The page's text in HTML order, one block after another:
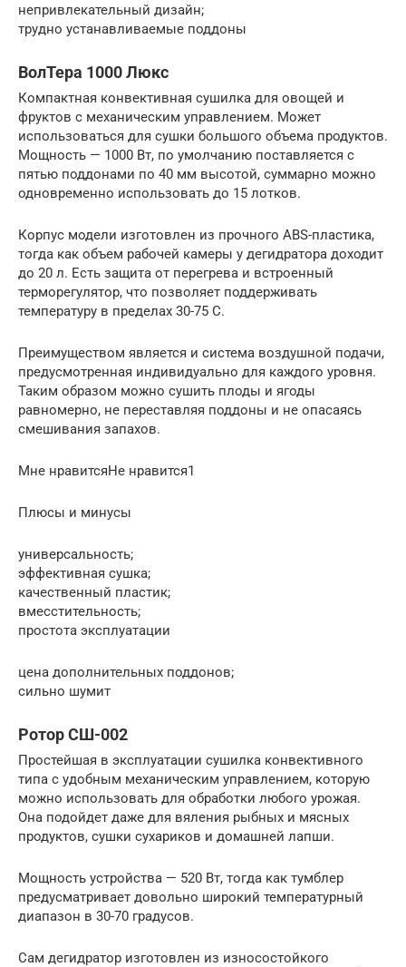
непривлекательный дизайн;
трудно устанавливаемые поддоны
ВолТера 1000 Люкс
Компактная конвективная сушилка для овощей и
фруктов с механическим управлением. Может
использоваться для сушки большого объема продуктов.
Мощность — 1000 Вт, по умолчанию поставляется с
пятью поддонами по 40 мм высотой, суммарно можно
одновременно использовать до 15 лотков.
Корпус модели изготовлен из прочного ABS-пластика,
тогда как объем рабочей камеры у дегидратора доходит
до 20 л. Есть защита от перегрева и встроенный
терморегулятор, что позволяет поддерживать
температуру в пределах 30-75 C.
Преимуществом является и система воздушной подачи,
предусмотренная индивидуально для каждого уровня.
Таким образом можно сушить плоды и ягоды
равномерно, не переставляя поддоны и не опасаясь
смешивания запахов.
Мне нравитсяНе нравится1
Плюсы и минусы
универсальность;
эффективная сушка;
качественный пластик;
вмесстительность;
простота эксплуатации
цена дополнительных поддонов;
сильно шумит
Ротор СШ-002
Простейшая в эксплуатации сушилка конвективного
типа с удобным механическим управлением, которую
можно использовать для обработки любого урожая.
Она подойдет даже для вяления рыбных и мясных
продуктов, сушки сухариков и домашней лапши.
Мощность устройства — 520 Вт, тогда как тумблер
предусматривает довольно широкий температурный
диапазон в 30-70 градусов.
Сам дегидратор изготовлен из износостойкого